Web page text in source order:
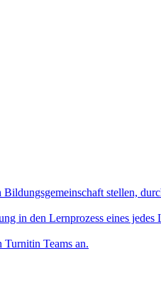
stellen,
in den Lernprozess eines jedes
Turnitin Teams an.